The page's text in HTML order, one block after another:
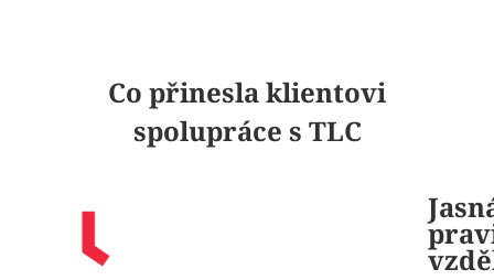
Co přinesla klientovi
spolupráce s TLC